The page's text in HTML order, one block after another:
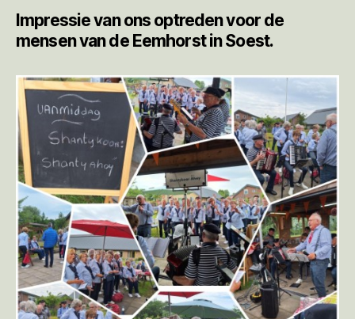
Impressie van ons optreden voor de
mensen van de Eemhorst in Soest.